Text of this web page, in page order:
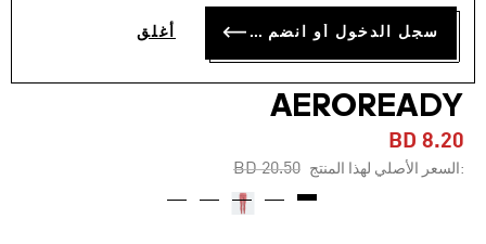
سجل الدخول أو انضم الآن أغلق
بنطال ضيّق بطول شبه كامل
وخصر مرتفع YOGA
AEROREADY
BD 8.20
:السعر الأصلي لهذا المنتج Price reduced from
BD 20.50
to